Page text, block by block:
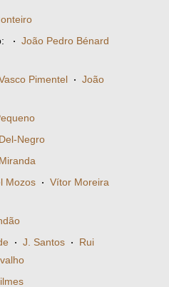
· João Pedro Bénard
Pimentel · João
Negro
Mozos · Vítor Moreira
· J. Santos · Rui